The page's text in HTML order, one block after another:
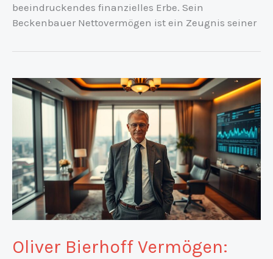
beeindruckendes finanzielles Erbe. Sein
Beckenbauer Nettovermögen ist ein Zeugnis seiner
Oliver Bierhoff Vermögen: